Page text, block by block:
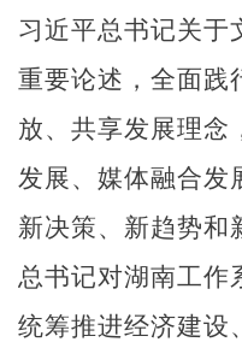
习近平总书记关于
重要论述，全面践
放、共享发展理念
发展、媒体融合发
新决策、新趋势和
总书记对湖南工作
统筹推进经济建设